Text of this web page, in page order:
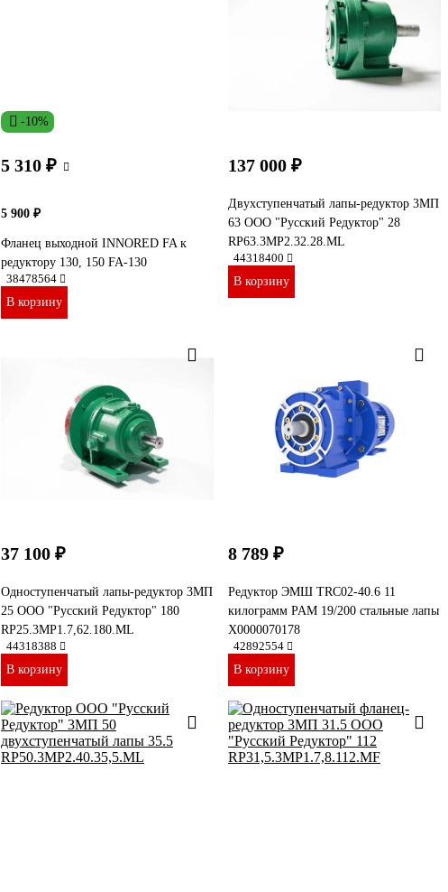
-10%
5 310 ₽
5 900 ₽
Фланец выходной INNORED FA к
редуктору 130, 150 FA-130
38478564
В корзину
137 000 ₽
Двухступенчатый лапы-редуктор 3МП
63 ООО "Русский Редуктор" 28
RP63.3MP2.32.28.ML
44318400
В корзину
37 100 ₽
Одноступенчатый лапы-редуктор 3МП
25 ООО "Русский Редуктор" 180
RP25.3MP1.7,62.180.ML
44318388
В корзину
8 789 ₽
Редуктор ЭМШ TRC02-40.6 11
килограмм PAM 19/200 стальные лапы
Х0000070178
42892554
В корзину